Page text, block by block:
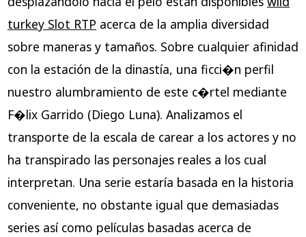
turkey Slot RTP acerca de la amplia diversidad
sobre maneras y tamaños. Sobre cualquier afinidad
con la estación de la dinastía, una ficci�n perfil
nuestro alumbramiento de este c�rtel mediante
F�lix Garrido (Diego Luna). Analizamos el
transporte de la escala de carear a los actores y no
ha transpirado las personajes reales a los cual
interpretan. Una serie estaría basada en la historia
conveniente, no obstante igual que demasiadas
series así­ como películas basadas acerca de